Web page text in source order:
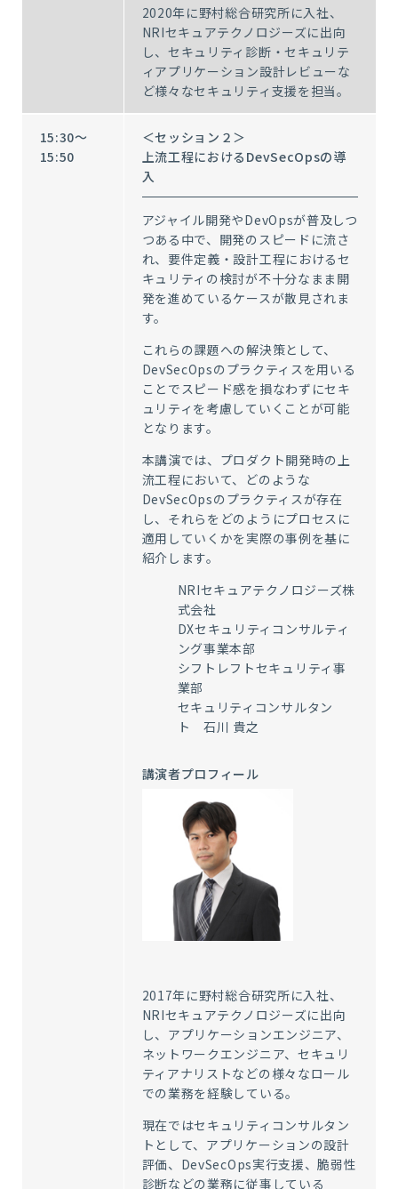
2020年に野村総合研究所に入社、
NRIセキュアテクノロジーズに出向
し、セキュリティ診断・セキュリテ
ィアプリケーション設計レビューな
ど様々なセキュリティ支援を担当。
15:30～
15:50
＜セッション２＞
上流工程におけるDevSecOpsの導
入
アジャイル開発やDevOpsが普及しつ
つある中で、開発のスピードに流さ
れ、要件定義・設計工程におけるセ
キュリティの検討が不十分なまま開
発を進めているケースが散見されま
す。
これらの課題への解決策として、
DevSecOpsのプラクティスを用いる
ことでスピード感を損なわずにセキ
ュリティを考慮していくことが可能
となります。
本講演では、プロダクト開発時の上
流工程において、どのような
DevSecOpsのプラクティスが存在
し、それらをどのようにプロセスに
適用していくかを実際の事例を基に
紹介します。
NRIセキュアテクノロジーズ株
式会社
DXセキュリティコンサルティ
ング事業本部
シフトレフトセキュリティ事
業部
セキュリティコンサルタン
ト 石川 貴之
講演者プロフィール
2017年に野村総合研究所に入社、
NRIセキュアテクノロジーズに出向
し、アプリケーションエンジニア、
ネットワークエンジニア、セキュリ
ティアナリストなどの様々なロール
での業務を経験している。
現在ではセキュリティコンサルタン
トとして、アプリケーションの設計
評価、DevSecOps実行支援、脆弱性
診断などの業務に従事している